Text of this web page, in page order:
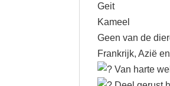
Geit
Kameel
Geen van de
Frankrijk, Azië
Van harte